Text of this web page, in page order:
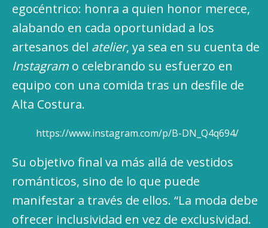
egocéntrico: honra a quien honor merece,
alabando en cada oportunidad a los
artesanos del atelier, ya sea en su cuenta de
Instagram o celebrando su esfuerzo en
equipo con una comida tras un desfile de
Alta Costura.
https://www.instagram.com/p/B-DN_Q4q694/
Su objetivo final va más allá de vestidos
románticos, sino de lo que puede
manifestar a través de ellos. “La moda debe
ofrecer inclusividad en vez de exclusividad.